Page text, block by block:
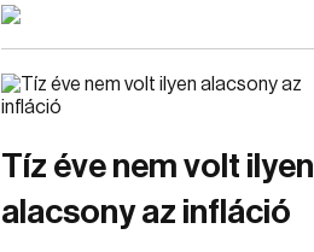
Tíz éve nem volt ilyen
alacsony az infláció